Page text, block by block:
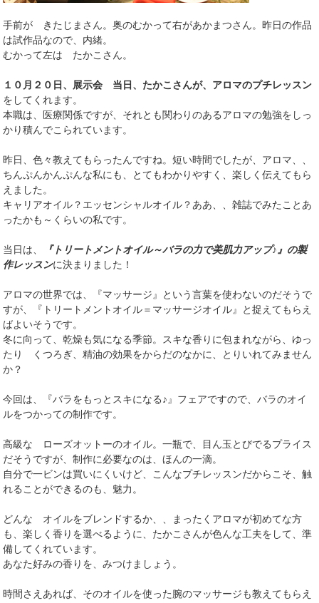
手前が きたじまさん。奥のむかって右があかまつさん。昨日の作品
は試作品なので、内緒。
むかって左は たかこさん。
１０月２０日、展示会 当日、たかこさんが、アロマのプチレッスン
をしてくれます。
本職は、医療関係ですが、それとも関わりのあるアロマの勉強をしっ
かり積んでこられています。
昨日、色々教えてもらったんですね。短い時間でしたが、アロマ、、
ちんぷんかんぷんな私にも、とてもわかりやすく、楽しく伝えてもら
えました。
キャリアオイル？エッセンシャルオイル？ああ、、雑誌でみたことあ
ったかも～くらいの私です。
当日は、
『トリートメントオイル～バラの力で美肌力アップ♪』の製
作レッスンに決まりました！
アロマの世界では、『マッサージ』という言葉を使わないのだそうで
すが、『トリートメントオイル＝マッサージオイル』と捉えてもらえ
ばよいそうです。
冬に向って、乾燥も気になる季節。スキな香りに包まれながら、ゆっ
たり くつろぎ、精油の効果をからだのなかに、とりいれてみません
か？
今回は、『バラをもっとスキになる♪』フェアですので、バラのオイ
ルをつかっての制作です。
高級な ローズオットーのオイル。一瓶で、目ん玉とびでるプライス
だそうですが、制作に必要なのは、ほんの一滴。
自分で一ビンは買いにくいけど、こんなプチレッスンだからこそ、触
れることができるのも、魅力。
どんな オイルをブレンドするか、、まったくアロマが初めてな方
も、楽しく香りを選べるように、たかこさんが色んな工夫をして、準
備してくれています。
あなた好みの香りを、みつけましょう。
時間さえあれば、そのオイルを使った腕のマッサージも教えてもらえ